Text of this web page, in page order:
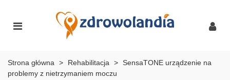
Strona główna > Rehabilitacja > SensaTONE urządzenie na
problemy z nietrzymaniem moczu